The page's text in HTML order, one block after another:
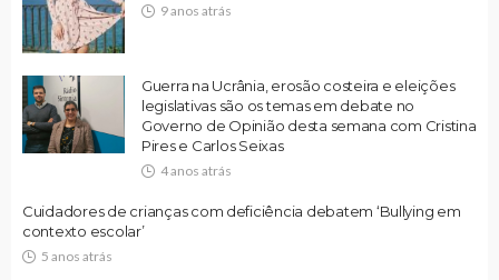
9 anos atrás
Guerra na Ucrânia, erosão costeira e eleições
legislativas são os temas em debate no
Governo de Opinião desta semana com Cristina
Pires e Carlos Seixas
4 anos atrás
Cuidadores de crianças com deficiência debatem ‘Bullying em
contexto escolar’
5 anos atrás